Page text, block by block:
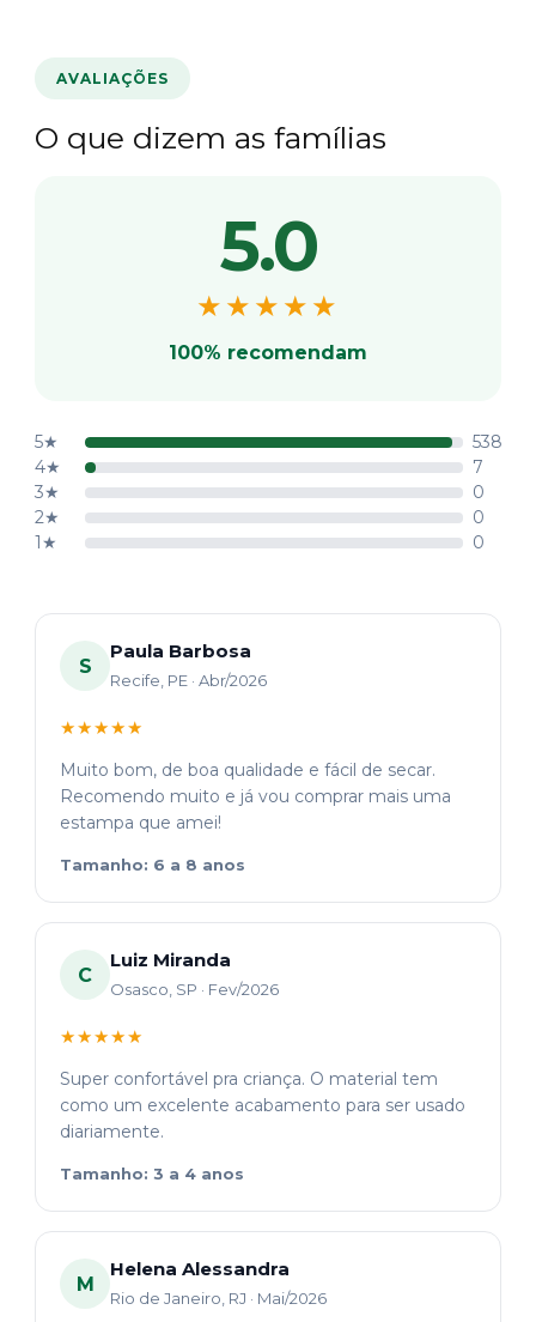
AVALIAÇÕES
O que dizem as famílias
5.0
★★★★★
100% recomendam
5★
538
4★
7
3★
0
2★
0
1★
0
S
Paula Barbosa
Recife, PE · Abr/2026
★★★★★
Muito bom, de boa qualidade e fácil de secar.
Recomendo muito e já vou comprar mais uma
estampa que amei!
Tamanho: 6 a 8 anos
C
Luiz Miranda
Osasco, SP · Fev/2026
★★★★★
Super confortável pra criança. O material tem
como um excelente acabamento para ser usado
diariamente.
Tamanho: 3 a 4 anos
M
Helena Alessandra
Rio de Janeiro, RJ · Mai/2026